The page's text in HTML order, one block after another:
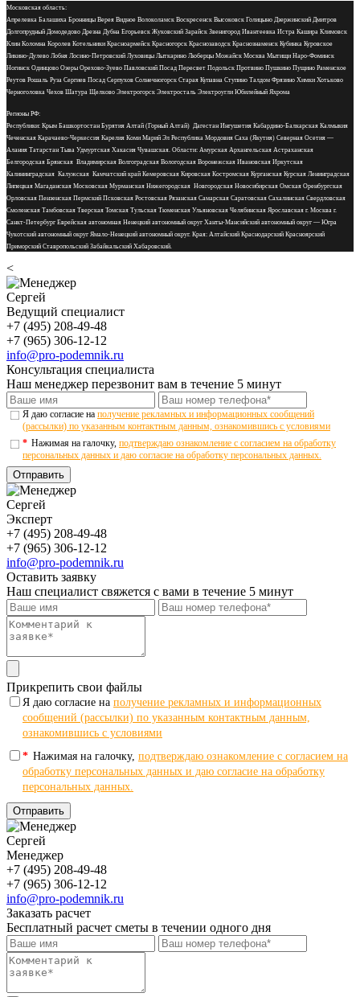
Московская область:
Апрелевка Балашиха Бронницы Верея Видное Волоколамск Воскресенск Высоковск Голицыно Дзержинский Дмитров
Долгопрудный Домодедово Дрезна Дубна Егорьевск Жуковский Зарайск Звенигород Ивантеевка Истра Кашира Климовск
Клин Коломна Королев Котельники Красноармейск Красногорск Краснозаводск Краснознаменск Кубинка Куровское
Ликино-Дулево Лобня Лосино-Петровский Луховицы Лыткарино Люберцы Можайск Москва Мытищи Наро-Фоминск
Ногинск Одинцово Озеры Орехово-Зуево Павловский Посад Пересвет Подольск Протвино Пушкино Пущино Раменское
Реутов Рошаль Руза Сергиев Посад Серпухов Солнечногорск Старая Купавна Ступино Талдом Фрязино Химки Хотьково
Черноголовка Чехов Шатура Щелково Электрогорск Электросталь Электроугли Юбилейный Яхрома
Регионы РФ:
Республики: Крым Башкортостан Бурятия Алтай (Горный Алтай) Дагестан Ингушетия Кабардино-Балкарская Калмыкия
Чеченская Карачаево-Черкессия Карелия Коми Марий Эл Республика Мордовия Саха (Якутия) Северная Осетия —
Алания Татарстан Тыва Удмуртская Хакасия Чувашская. Области: Амурская Архангельская Астраханская
Белгородская Брянская Владимирская Волгоградская Вологодская Воронежская Ивановская Иркутская
Калининградская Калужская Камчатский край Кемеровская Кировская Костромская Курганская Курская Ленинградская
Липецкая Магаданская Московская Мурманская Нижегородская Новгородская Новосибирская Омская Оренбургская
Орловская Пензенская Пермский Псковская Ростовская Рязанская Самарская Саратовская Сахалинская Свердловская
Смоленская Тамбовская Тверская Томская Тульская Тюменская Ульяновская Челябинская Ярославская г. Москва г.
Санкт-Петербург Еврейская автономная Ненецкий автономный округ Ханты-Мансийский автономный округ — Югра
Чукотский автономный округ Ямало-Ненецкий автономный округ. Края: Алтайский Краснодарский Красноярский
Приморский Ставропольский Забайкальский Хабаровский.
<
Сергей
Ведущий специалист
+7 (495) 208-49-48
+7 (965) 306-12-12
info@pro-podemnik.ru
Консультация специалиста
Наш менеджер перезвонит вам в течение 5 минут
Я даю согласие на получение рекламных и информационных сообщений
(рассылки) по указанным контактным данным, ознакомившись с условиями
* Нажимая на галочку, подтверждаю ознакомление с согласием на обработку
персональных данных и даю согласие на обработку персональных данных.
Отправить
Сергей
Эксперт
+7 (495) 208-49-48
+7 (965) 306-12-12
info@pro-podemnik.ru
Оставить заявку
Наш специалист свяжется с вами в течение 5 минут
Прикрепить свои файлы
Я даю согласие на получение рекламных и информационных
сообщений (рассылки) по указанным контактным данным,
ознакомившись с условиями
* Нажимая на галочку, подтверждаю ознакомление с согласием на
обработку персональных данных и даю согласие на обработку
персональных данных.
Отправить
Сергей
Менеджер
+7 (495) 208-49-48
+7 (965) 306-12-12
info@pro-podemnik.ru
Заказать расчет
Бесплатный расчет сметы в течении одного дня